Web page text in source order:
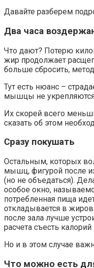
Давайте разберем
Два часа
Что дают? Потерю
жир продолжает
больше сбросить,
Тут есть нюанс –
мышцы не
Их скорей всего
сказать об этом
Сразу покушать
Остальным, которых
мышц, фигурой после
(но не объедаться).
особое окно,
потребленная пища
откладывается в
после зала лучше
расчета съесть
Но и в этом случае
Что можно есть